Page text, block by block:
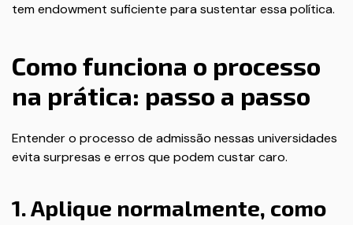
tem endowment suficiente para sustentar essa política.
Como funciona o processo
na prática: passo a passo
Entender o processo de admissão nessas universidades
evita surpresas e erros que podem custar caro.
1. Aplique normalmente, como